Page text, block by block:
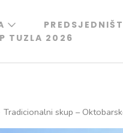
TUZLA 2026
Tradicionalni skup –